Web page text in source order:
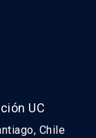
UC
Chile